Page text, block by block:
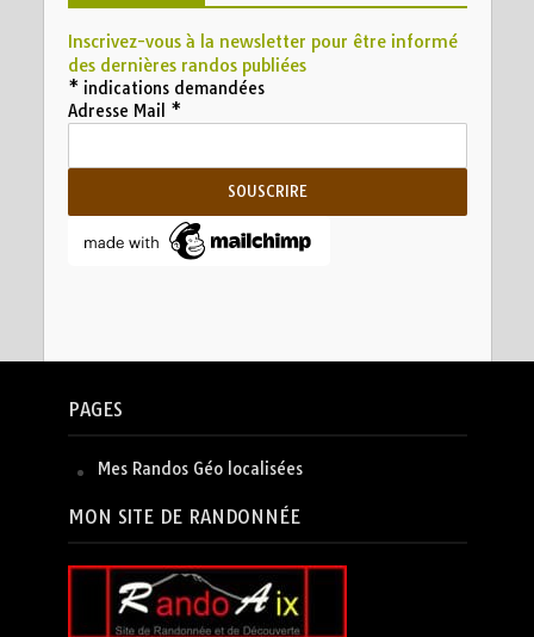
Inscrivez-vous à la newsletter pour être informé
des dernières randos publiées
* indications demandées
Adresse Mail *
PAGES
Mes Randos Géo localisées
MON SITE DE RANDONNÉE